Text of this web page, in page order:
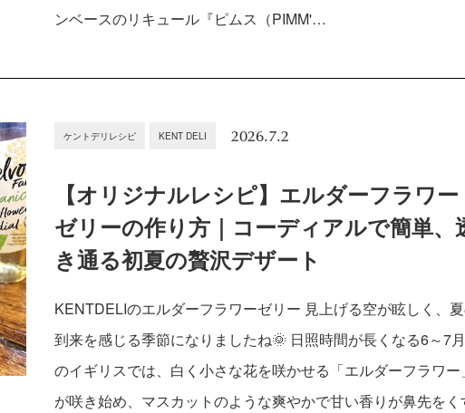
ンベースのリキュール『ピムス（PIMM'…
ケントデリレシピ KENT DELI 2026.7.2
【オリジナルレシピ】エルダーフラワー
ゼリーの作り方｜コーディアルで簡単、
き通る初夏の贅沢デザート
KENTDELIのエルダーフラワーゼリー 見上げる空が眩しく、
到来を感じる季節になりましたね🌞 日照時間が長くなる6～7月
のイギリスでは、白く小さな花を咲かせる「エルダーフラワー
が咲き始め、マスカットのような爽やかで甘い香りが鼻先をく